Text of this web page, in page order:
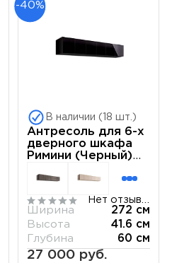
-40%
В наличии (18 шт.)
Антресоль для 6-х
дверного шкафа
Римини (Черный)
Ширина
272 см
Высота
41.6 см
Глубина
60 см
27 000 руб.